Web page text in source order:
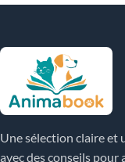
Une sélection claire et
avec des conseils pour